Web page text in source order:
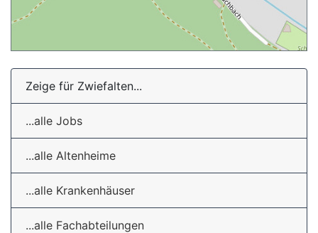
Zeige für Zwiefalten...
...alle Jobs
...alle Altenheime
...alle Krankenhäuser
...alle Fachabteilungen